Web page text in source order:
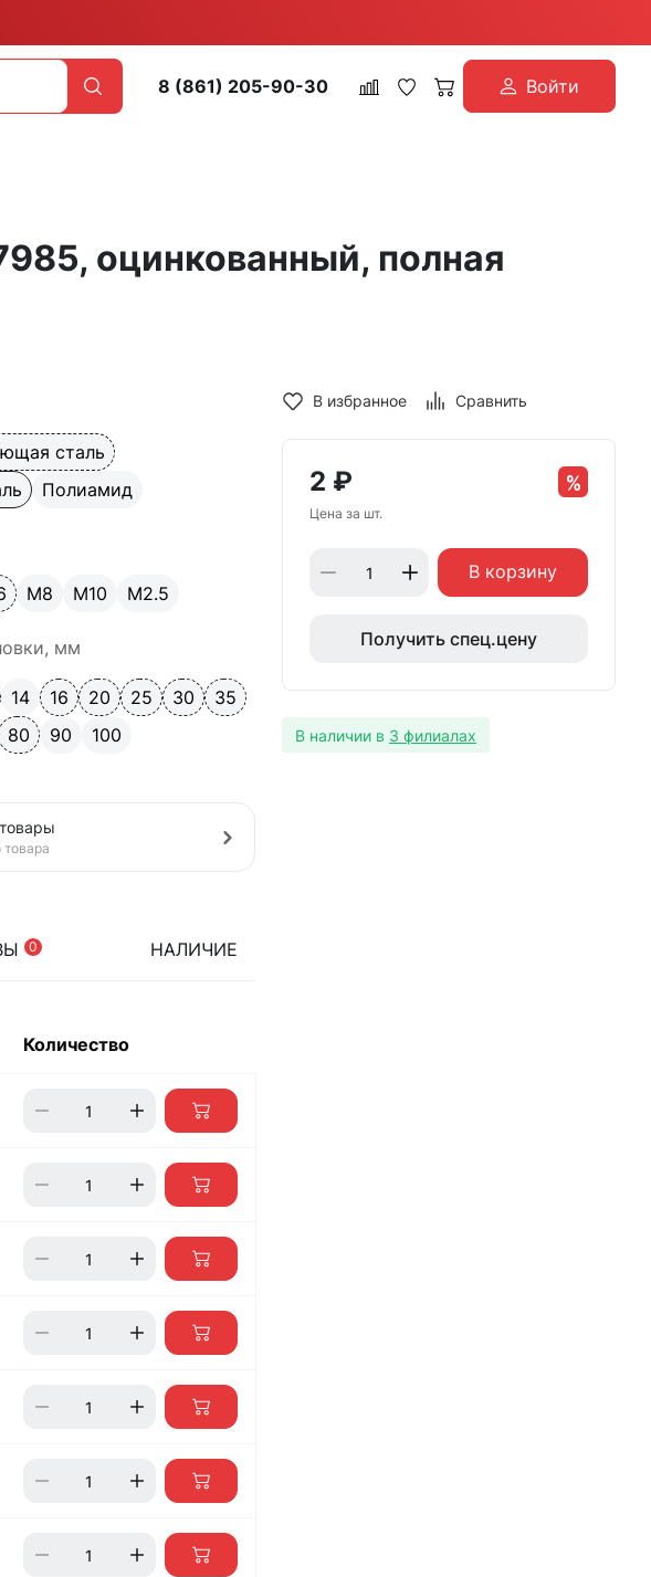
8 (861) 205-90-30 Войти
оцинкованный, полная
сталь
Полиамид
М8 М10 М2.5
мм
14 16 20 25 30
35
80 90 100
товара
0 НАЛИЧИЕ
Количество
В избранное Сравнить
2 ₽
Цена за шт.
В корзину
Получить спец.цену
В наличии в 3 филиалах